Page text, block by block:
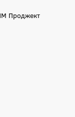
Проджект